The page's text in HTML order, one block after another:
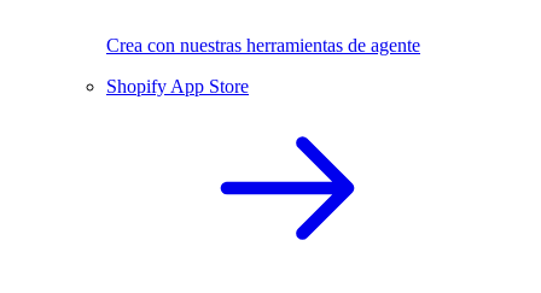
Crea con nuestras herramientas de agente
Shopify App Store